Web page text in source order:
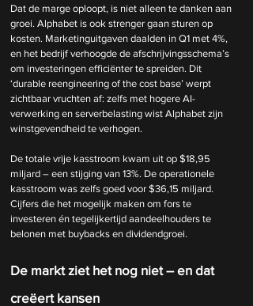
Dat de marge oploopt, is niet alleen te danken aan
groei. Alphabet is ook strenger gaan sturen op
kosten. Marketinguitgaven daalden in Q1 met 4%,
en het bedrijf verhoogde de afschrijvingsschema’s
om investeringen efficiënter te spreiden. Dit
‘durable reengineering of the cost base’ werpt
zichtbaar vruchten af: zelfs met hogere AI-
verwerking en serverbelasting wist Alphabet zijn
winstgevendheid te verhogen.
De totale vrije kasstroom kwam uit op $18,95
miljard – een stijging van 13%. De operationele
kasstroom was zelfs goed voor $36,15 miljard.
Cijfers die het mogelijk maken om fors te
investeren én tegelijkertijd aandeelhouders te
belonen met buybacks en dividendgroei.
De markt ziet het nog niet – en dat
creëert kansen